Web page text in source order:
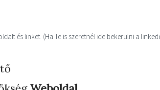
és linket. (Ha Te is szeretnél ide bekerülni a